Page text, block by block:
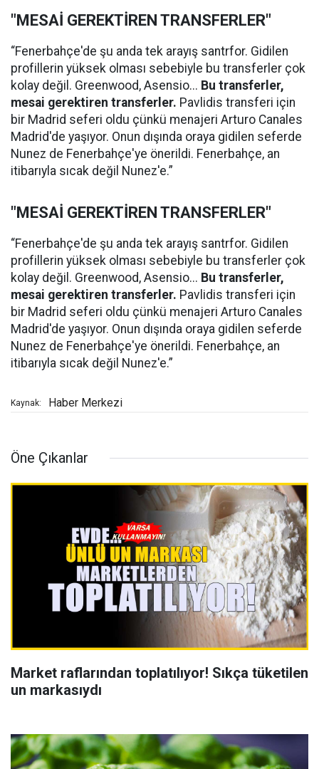
"MESAİ GEREKTİREN TRANSFERLER"
“Fenerbahçe'de şu anda tek arayış santrfor. Gidilen
profillerin yüksek olması sebebiyle bu transferler çok
kolay değil. Greenwood, Asensio... Bu transferler,
mesai gerektiren transferler. Pavlidis transferi için
bir Madrid seferi oldu çünkü menajeri Arturo Canales
Madrid'de yaşıyor. Onun dışında oraya gidilen seferde
Nunez de Fenerbahçe'ye önerildi. Fenerbahçe, an
itibarıyla sıcak değil Nunez'e.”
"MESAİ GEREKTİREN TRANSFERLER"
“Fenerbahçe'de şu anda tek arayış santrfor. Gidilen
profillerin yüksek olması sebebiyle bu transferler çok
kolay değil. Greenwood, Asensio... Bu transferler,
mesai gerektiren transferler. Pavlidis transferi için
bir Madrid seferi oldu çünkü menajeri Arturo Canales
Madrid'de yaşıyor. Onun dışında oraya gidilen seferde
Nunez de Fenerbahçe'ye önerildi. Fenerbahçe, an
itibarıyla sıcak değil Nunez'e.”
Kaynak: Haber Merkezi
Öne Çıkanlar
Market raflarından toplatılıyor! Sıkça tüketilen
un markasıydı